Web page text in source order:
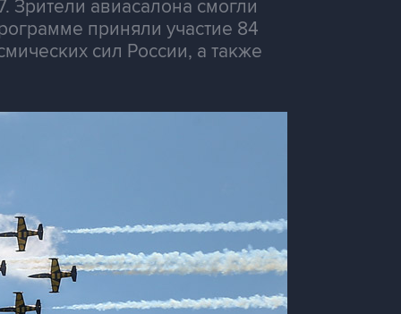
авиасалона смогли
приняли участие 84
сил России, а также